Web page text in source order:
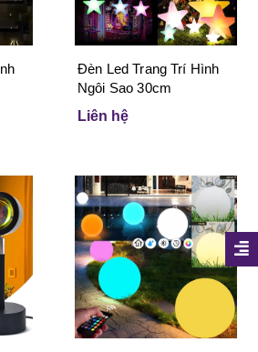
Đèn Led Trang Trí Hình
Ngôi Sao 30cm
Liên hệ